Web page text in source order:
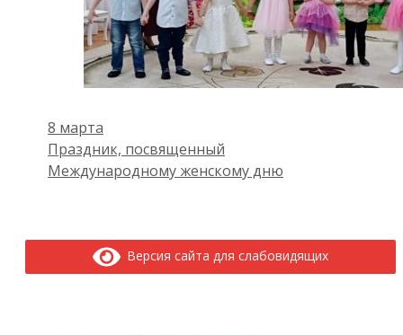
8 марта
Праздник, посвященный
Международному женскому дню
Версия сайта для слабовидящих